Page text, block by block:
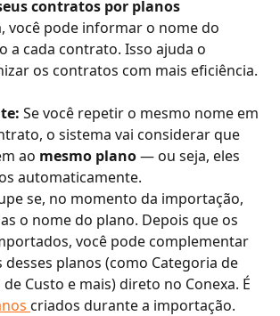
contratos por planos
você pode informar o nome do
a cada contrato. Isso ajuda o
os contratos com mais eficiência.
Se você repetir o mesmo nome em
o sistema vai considerar que
ao mesmo plano — ou seja, eles
automaticamente.
se, no momento da importação,
o nome do plano. Depois que os
você pode complementar
planos (como Categoria de
Custo e mais) direto no Conexa. É
criados durante a importação.